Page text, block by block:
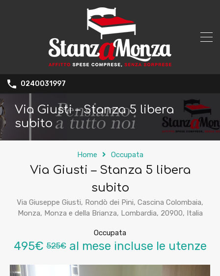
0240031997
Via Giusti – Stanza 5 libera
subito
Home Occupata
Via Giusti – Stanza 5 libera
subito
Via Giuseppe Giusti, Rondò dei Pini, Cascina Colombaia,
Monza, Monza e della Brianza, Lombardia, 20900, Italia
Occupata
495€ 525€al mese incluse le utenze